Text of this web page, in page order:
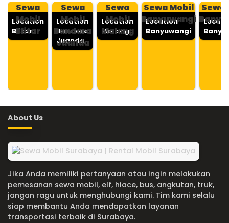
Sewa
Mobil
Blitar
Location
Blitar
Sewa
Mobil
Bandara
Juanda
Location
Bandara
Juanda
Sewa
Mobil
Malang
Location
Malang
Sewa Mobil
Banyuwangi
Location
Banyuwangi
Sewa
About Us
Jika Anda memiliki pertanyaan atau ingin melakukan
pemesanan sewa mobil, elf, hiace, bus, angkutan, truk,
jangan ragu untuk menghubungi kami. Tim kami selalu
siap membantu Anda mendapatkan layanan
transportasi terbaik di Surabaya.